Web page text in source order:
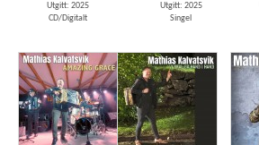
Utgitt: 2025
CD/Digitalt
Utgitt: 2025
Singel